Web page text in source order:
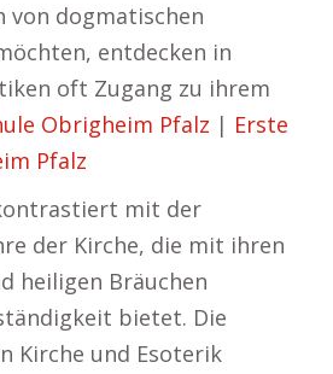
von dogmatischen
entdecken in
oft Zugang zu ihrem
Obrigheim Pfalz | Erste
Pfalz
mit der
der Kirche, die mit ihren
heiligen Bräuchen
bietet. Die
Kirche und Esoterik